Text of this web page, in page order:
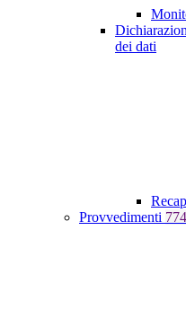
dei dati
Provvedimenti 774